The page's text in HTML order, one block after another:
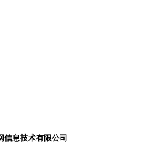
信息技术有限公司